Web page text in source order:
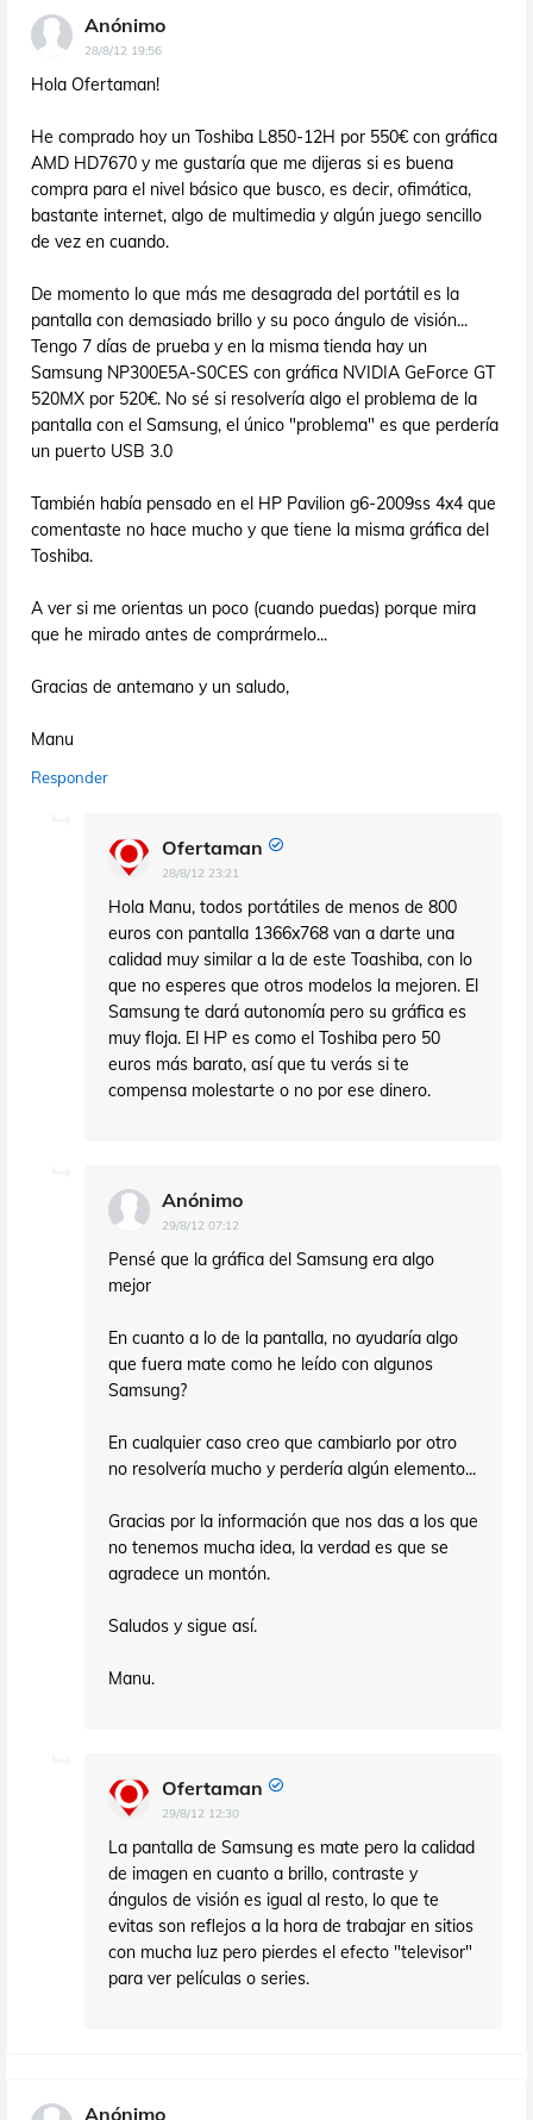
Anónimo
28/8/12 19:56
Hola Ofertaman!
He comprado hoy un Toshiba L850-12H por 550€ con gráfica
AMD HD7670 y me gustaría que me dijeras si es buena
compra para el nivel básico que busco, es decir, ofimática,
bastante internet, algo de multimedia y algún juego sencillo
de vez en cuando.
De momento lo que más me desagrada del portátil es la
pantalla con demasiado brillo y su poco ángulo de visión...
Tengo 7 días de prueba y en la misma tienda hay un
Samsung NP300E5A-S0CES con gráfica NVIDIA GeForce GT
520MX por 520€. No sé si resolvería algo el problema de la
pantalla con el Samsung, el único "problema" es que perdería
un puerto USB 3.0
También había pensado en el HP Pavilion g6-2009ss 4x4 que
comentaste no hace mucho y que tiene la misma gráfica del
Toshiba.
A ver si me orientas un poco (cuando puedas) porque mira
que he mirado antes de comprármelo...
Gracias de antemano y un saludo,
Manu
Responder
Ofertaman
28/8/12 23:21
Hola Manu, todos portátiles de menos de 800
euros con pantalla 1366x768 van a darte una
calidad muy similar a la de este Toashiba, con lo
que no esperes que otros modelos la mejoren. El
Samsung te dará autonomía pero su gráfica es
muy floja. El HP es como el Toshiba pero 50
euros más barato, así que tu verás si te
compensa molestarte o no por ese dinero.
Anónimo
29/8/12 07:12
Pensé que la gráfica del Samsung era algo
mejor
En cuanto a lo de la pantalla, no ayudaría algo
que fuera mate como he leído con algunos
Samsung?
En cualquier caso creo que cambiarlo por otro
no resolvería mucho y perdería algún elemento...
Gracias por la información que nos das a los que
no tenemos mucha idea, la verdad es que se
agradece un montón.
Saludos y sigue así.
Manu.
Ofertaman
29/8/12 12:30
La pantalla de Samsung es mate pero la calidad
de imagen en cuanto a brillo, contraste y
ángulos de visión es igual al resto, lo que te
evitas son reflejos a la hora de trabajar en sitios
con mucha luz pero pierdes el efecto "televisor"
para ver películas o series.
Anónimo